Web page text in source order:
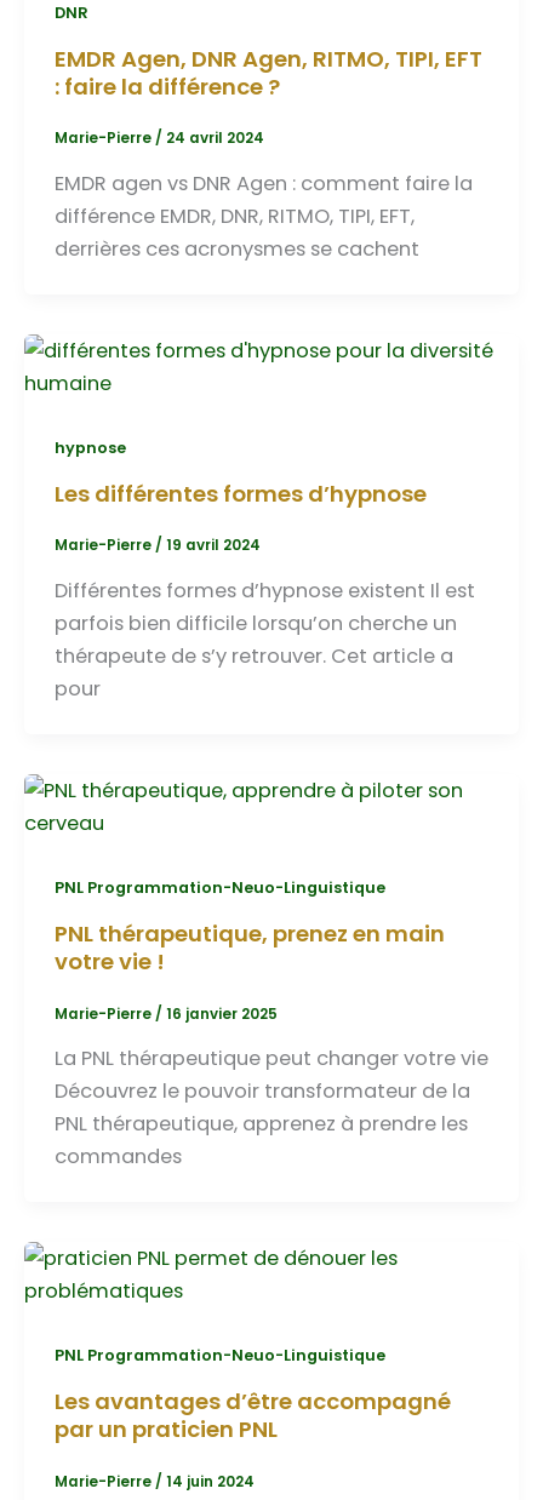
DNR
EMDR Agen, DNR Agen, RITMO, TIPI, EFT
: faire la différence ?
Marie-Pierre/ 24 avril 2024
EMDR agen vs DNR Agen : comment faire la
différence EMDR, DNR, RITMO, TIPI, EFT,
derrières ces acronysmes se cachent
hypnose
Les différentes formes d’hypnose
Marie-Pierre/ 19 avril 2024
Différentes formes d’hypnose existent Il est
parfois bien difficile lorsqu’on cherche un
thérapeute de s’y retrouver. Cet article a
pour
PNL Programmation-Neuo-Linguistique
PNL thérapeutique, prenez en main
votre vie !
Marie-Pierre / 16 janvier 2025
La PNL thérapeutique peut changer votre vie
Découvrez le pouvoir transformateur de la
PNL thérapeutique, apprenez à prendre les
commandes
PNL Programmation-Neuo-Linguistique
Les avantages d’être accompagné
par un praticien PNL
Marie-Pierre / 14 juin 2024